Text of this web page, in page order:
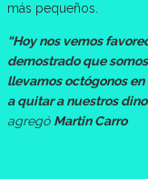
más pequeños.
“Hoy nos vemos
demostrado que
llevamos octógonos
a quitar a nuestros
agregó Martin Carro